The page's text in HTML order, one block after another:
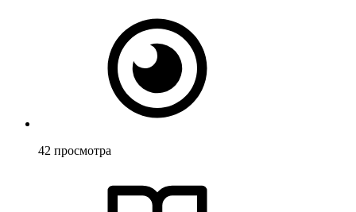
42 просмотра